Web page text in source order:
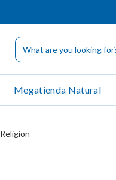
Megatienda Natural
Religion